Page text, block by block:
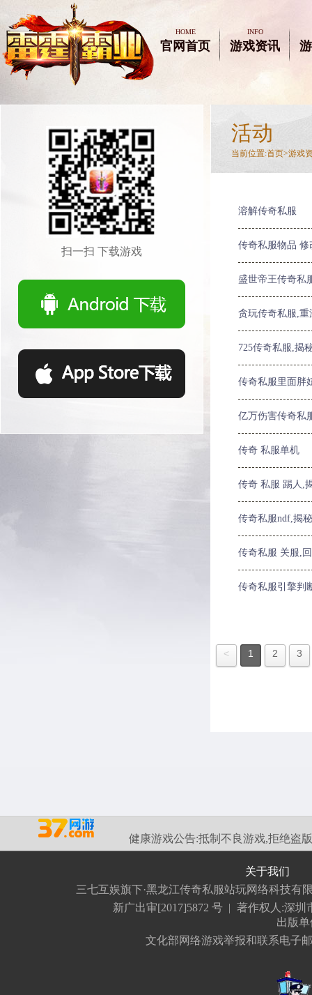
HOME
官网首页
INFO
游戏资讯
扫一扫 下载游戏
活动
当前位置:首页>游戏
溶解传奇私服
传奇私服物品
盛世帝王传奇私
贪玩传奇私服,
725传奇私服,揭
传奇私服里面胖
亿万伤害传奇私
传奇 私服单机
传奇 私服 踢人,
传奇私服ndf,揭
传奇私服 关服,
传奇私服引擎判
< 1 2 3
健康游戏公告:抵制不良游戏,拒绝盗
关于我们
三七互娱旗下·黑龙江传奇私服站玩网络科技有
新广出审[2017]5872 号 | 著作权人:深圳
出版
文化部网络游戏举报和联系电子